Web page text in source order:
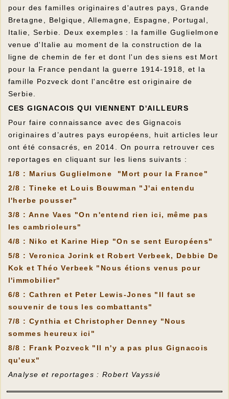
pour des familles originaires d'autres pays, Grande
Bretagne, Belgique, Allemagne, Espagne, Portugal,
Italie, Serbie. Deux exemples : la famille Guglielmone
venue d'Italie au moment de la construction de la
ligne de chemin de fer et dont l'un des siens est Mort
pour la France pendant la guerre 1914-1918, et la
famille Pozveck dont l'ancêtre est originaire de
Serbie.
CES GIGNACOIS QUI VIENNENT D'AILLEURS
Pour faire connaissance avec des Gignacois
originaires d’autres pays européens, huit articles leur
ont été consacrés, en 2014. On pourra retrouver ces
reportages en cliquant sur les liens suivants :
1/8 : Marius Guglielmone "Mort pour la France"
2/8 : Tineke et Louis Bouwman "J'ai entendu
l'herbe pousser"
3/8 : Anne Vaes "On n'entend rien ici, même pas
les cambrioleurs"
4/8 : Niko et Karine Hiep "On se sent Européens"
5/8 : Veronica Jorink et Robert Verbeek, Debbie De
Kok et Théo Verbeek "Nous étions venus pour
l'immobilier"
6/8 : Cathren et Peter Lewis-Jones "Il faut se
souvenir de tous les combattants"
7/8 : Cynthia et Christopher Denney "Nous
sommes heureux ici"
8/8 : Frank Pozveck "Il n'y a pas plus Gignacois
qu'eux"
Analyse et reportages : Robert Vayssié